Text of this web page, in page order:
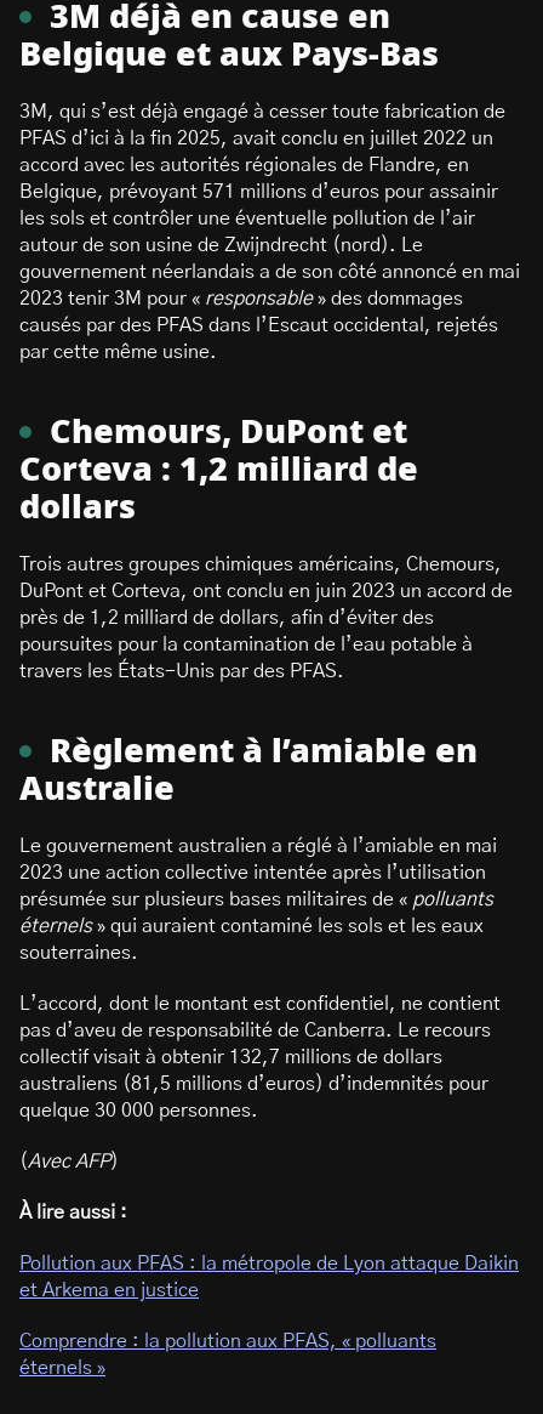
3M déjà en cause en
Belgique et aux Pays-Bas
3M, qui s’est déjà engagé à cesser toute fabrication de
PFAS d’ici à la fin 2025, avait conclu en juillet 2022 un
accord avec les autorités régionales de Flandre, en
Belgique, prévoyant 571 millions d’euros pour assainir
les sols et contrôler une éventuelle pollution de l’air
autour de son usine de Zwijndrecht (nord). Le
gouvernement néerlandais a de son côté annoncé en mai
2023 tenir 3M pour « responsable» des dommages
causés par des PFAS dans l’Escaut occidental, rejetés
par cette même usine.
Chemours, DuPont et
Corteva : 1,2 milliard de
dollars
Trois autres groupes chimiques américains, Chemours,
DuPont et Corteva, ont conclu en juin 2023 un accord de
près de 1,2 milliard de dollars, afin d’éviter des
poursuites pour la contamination de l’eau potable à
travers les États-Unis par des PFAS.
Règlement à l’amiable en
Australie
Le gouvernement australien a réglé à l’amiable en mai
2023 une action collective intentée après l’utilisation
présumée sur plusieurs bases militaires de « polluants
éternels» qui auraient contaminé les sols et les eaux
souterraines.
L’accord, dont le montant est confidentiel, ne contient
pas d’aveu de responsabilité de Canberra. Le recours
collectif visait à obtenir 132,7 millions de dollars
australiens (81,5 millions d’euros) d’indemnités pour
quelque 30 000 personnes.
(Avec AFP)
À lire aussi :
Pollution aux PFAS : la métropole de Lyon attaque Daikin
et Arkema en justice
Comprendre : la pollution aux PFAS, « polluants
éternels »